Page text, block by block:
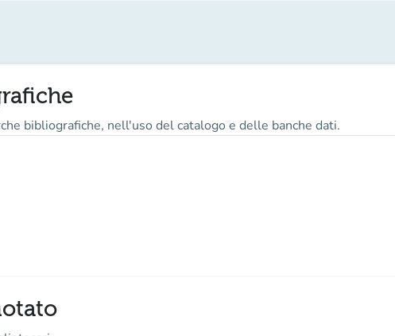
bibliografiche, nell'uso del catalogo e delle banche dati.